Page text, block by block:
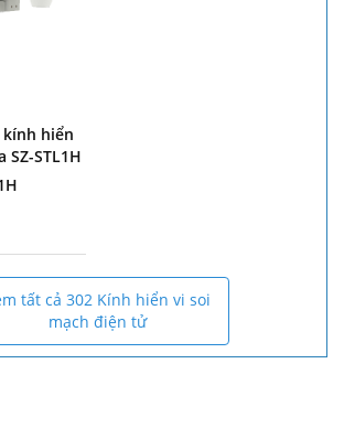
kính hiển
STL1H
tất cả 302 Kính hiển vi soi
mạch điện tử